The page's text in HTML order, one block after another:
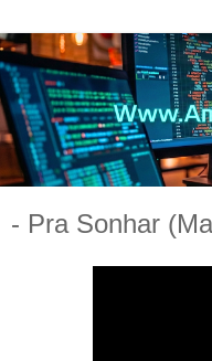
- Pra Sonhar